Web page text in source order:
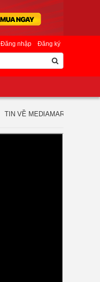
Đăng nhập Đăng ký
TIN VỀ MEDIAMART